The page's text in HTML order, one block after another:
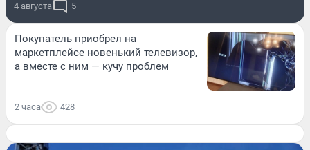
4 августа 5
Покупатель приобрел на
маркетплейсе новенький телевизор,
а вместе с ним — кучу проблем
2 часа 428